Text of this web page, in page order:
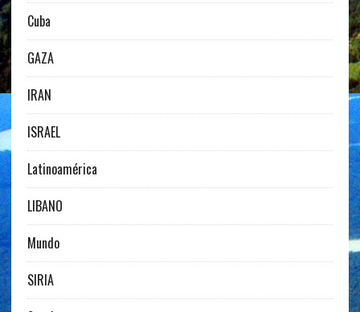
Cuba
GAZA
IRAN
ISRAEL
Latinoamérica
LIBANO
Mundo
SIRIA